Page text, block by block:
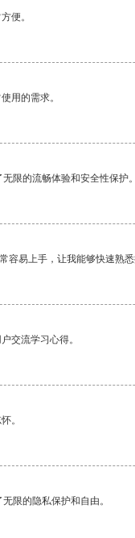
便。
用的需求。
限的流畅体验和安全性保护
容易上手，让我能够快速熟
交流学习心得。
。
限的隐私保护和自由。